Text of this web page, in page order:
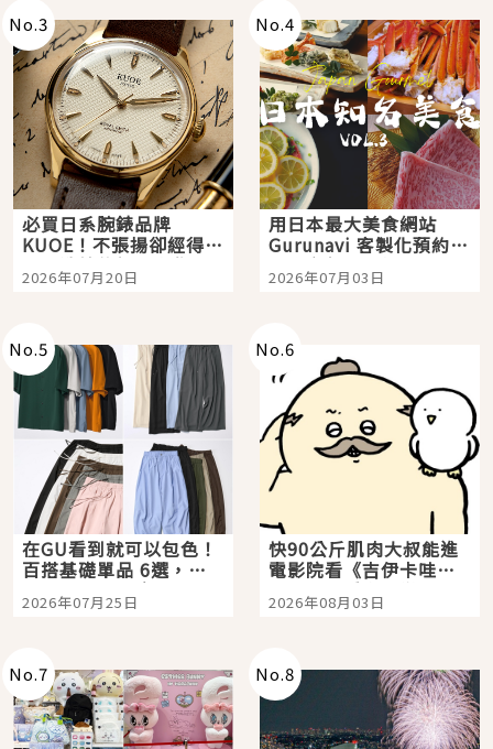
No.3
必買日系腕錶品牌
KUOE！不張揚卻經得起
時間洗鍊的經典之作五
選
2026年07月20日
No.4
用日本最大美食網站
Gurunavi 客製化預約九
大都市餐廳，打造專屬
美食體驗！
2026年07月03日
No.5
在GU看到就可以包色！
百搭基礎單品 6選，閉
眼全收也不心疼
2026年07月25日
No.6
快90公斤肌肉大叔能進
電影院看《吉伊卡哇》
嗎？日本重金屬樂團
「打首」會長與nagano
2026年08月03日
No.7 No.8